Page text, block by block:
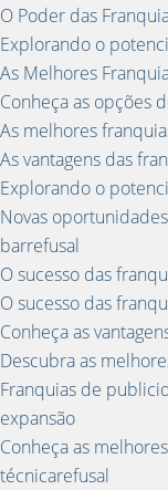
O Poder das
Explorando o
As Melhores
Conheça as opções
As melhores
As vantagens das
Explorando o
Novas
barrefusal
O sucesso das
O sucesso das
Conheça as
Descubra as
Franquias de
expansão
Conheça as
técnicarefusal